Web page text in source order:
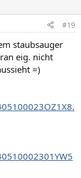
#19
staubsauger
eig. nicht
=)